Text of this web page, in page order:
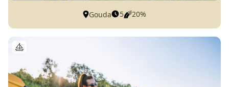
Gouda 5 20%